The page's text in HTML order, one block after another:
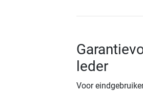
leder
Voor